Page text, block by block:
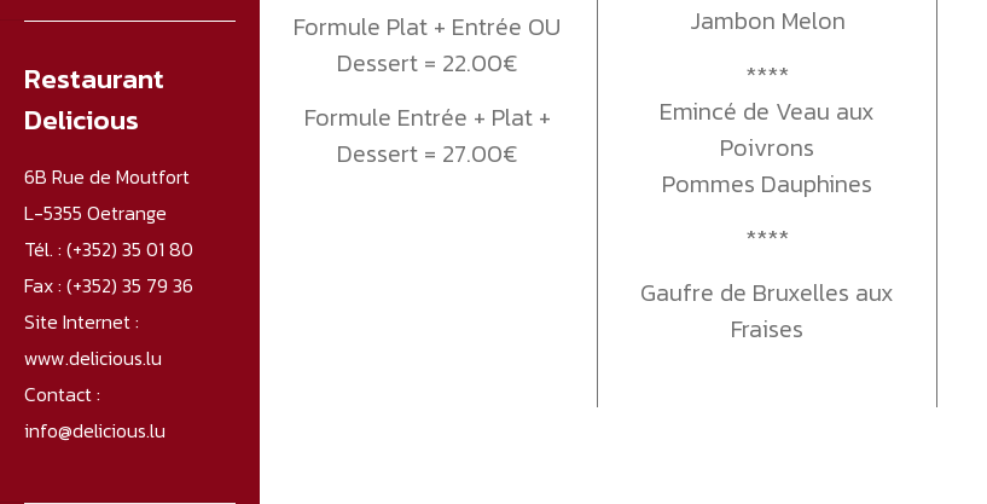
Formule Plat + Entrée OU
Dessert = 22.00€
Formule Entrée + Plat +
Dessert = 27.00€
Jambon Melon
****
Emincé de Veau aux
Poivrons
Pommes Dauphines
****
Gaufre de Bruxelles aux
Fraises
Restaurant
Delicious
6B Rue de Moutfort
L-5355 Oetrange
Tél. : (+352) 35 01 80
Fax : (+352) 35 79 36
Site Internet :
www.delicious.lu
Contact :
info@delicious.lu